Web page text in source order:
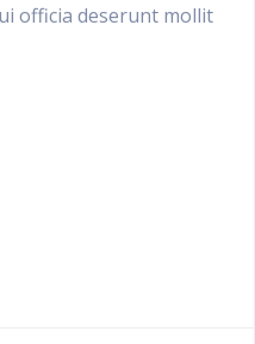
officia deserunt mollit